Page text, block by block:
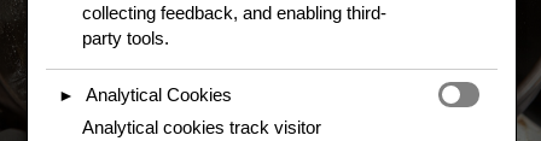
collecting feedback, and enabling third-
party tools.
►
Analytical Cookies
Analytical cookies track visitor